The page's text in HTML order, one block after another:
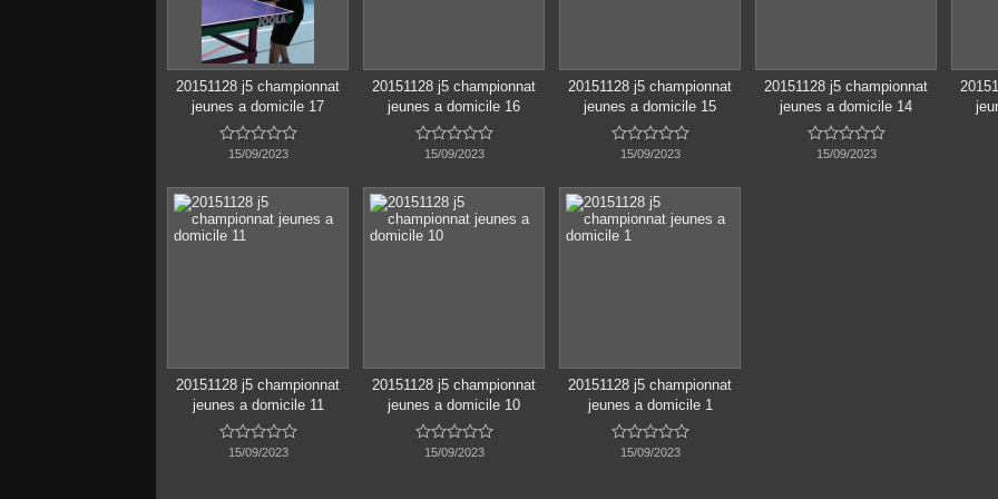
20151128 j5 championnat
jeunes a domicile 17

15/09/2023
20151128 j5 championnat
jeunes a domicile 16

15/09/2023
20151128 j5 championnat
jeunes a domicile 15

15/09/2023
20151128 j5 championnat
jeunes a domicile 14

15/09/2023
20151128 j5 championnat
jeunes a domicile 11

15/09/2023
20151128 j5 championnat
jeunes a domicile 10

15/09/2023
20151128 j5 championnat
jeunes a domicile 1

15/09/2023